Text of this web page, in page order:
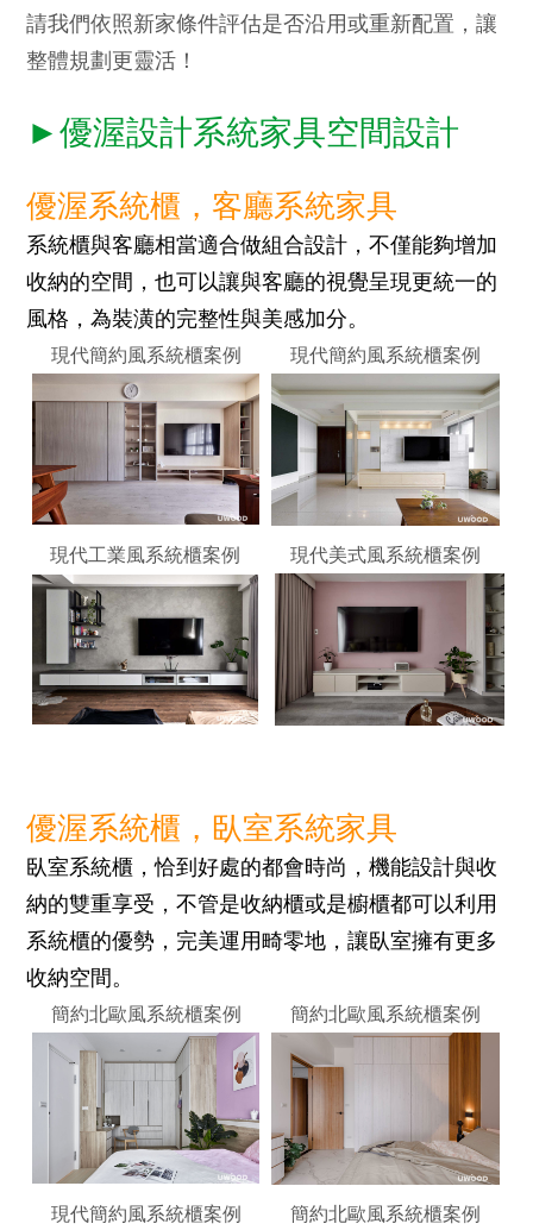
請我們依照新家條件評估是否沿用或重新配置，讓
整體規劃更靈活！
►優渥設計系統家具空間設計
優渥系統櫃，客廳系統家具
系統櫃與客廳相當適合做組合設計，不僅能夠增加
收納的空間，也可以讓與客廳的視覺呈現更統一的
風格，為裝潢的完整性與美感加分。
現代簡約風系統櫃案例 現代簡約風系統櫃案例
現代工業風系統櫃案例 現代美式風系統櫃案例
優渥系統櫃，臥室系統家具
臥室系統櫃，恰到好處的都會時尚，機能設計與收
納的雙重享受，不管是收納櫃或是櫥櫃都可以利用
系統櫃的優勢，完美運用畸零地，讓臥室擁有更多
收納空間。
簡約北歐風系統櫃案例 簡約北歐風系統櫃案例
現代簡約風系統櫃案例 簡約北歐風系統櫃案例